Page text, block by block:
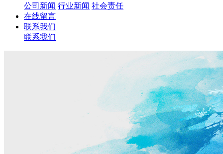
公司新闻 行业新闻 社会责任
在线留言
联系我们
联系我们